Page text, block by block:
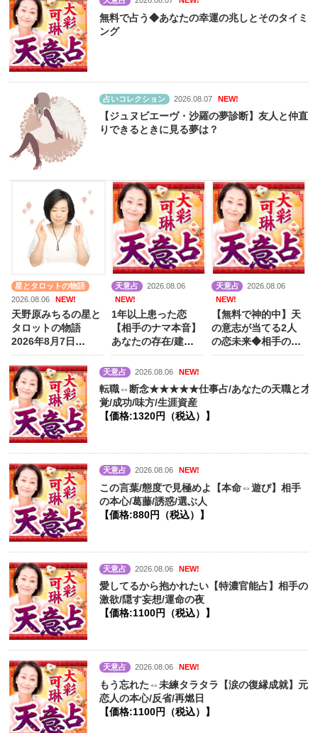
無料で占う◆あなたの幸運の兆しとそのタイミ
ング
占いコレクション 2026.08.07 NEW!
【ジュヌビエーヴ・沙羅の夢診断】友人と仲直
りできるときに見る夢は？
星とタロットの物語
2026.08.06
NEW!
天野原みちるの星と
タロットの物語
2026年8月7日
（金）～8月13日
（木）
天意占
2026.08.06
NEW!
1年以上患った恋
【相手のナマ本音】
あなたの存在/建前/
心に決めた人【価
格:990円（税込）】
天意占
2026.08.06
NEW!
【無料で神的中】天
の意志が当てる2人
の恋未来◆相手の本
音/隠す葛藤
天意占 2026.08.06 NEW!
転職⇔断念★★★★★仕事占/あなたの天職と才
覚/成功/味方/生涯資産
【価格:1320円（税込）】
天意占 2026.08.06 NEW!
この言葉/態度で見極めよ【本命⇔遊び】相手
の本心/葛藤/誘惑/選ぶ人
【価格:880円（税込）】
天意占 2026.08.06 NEW!
愛してるから抱かれたい【特濃官能占】相手の
激欲/隠す妄想/運命の夜
【価格:1100円（税込）】
天意占 2026.08.06 NEW!
もう忘れた⇔未練タラタラ【涙の復縁成就】元
恋人の本心/反省/再燃日
【価格:1100円（税込）】